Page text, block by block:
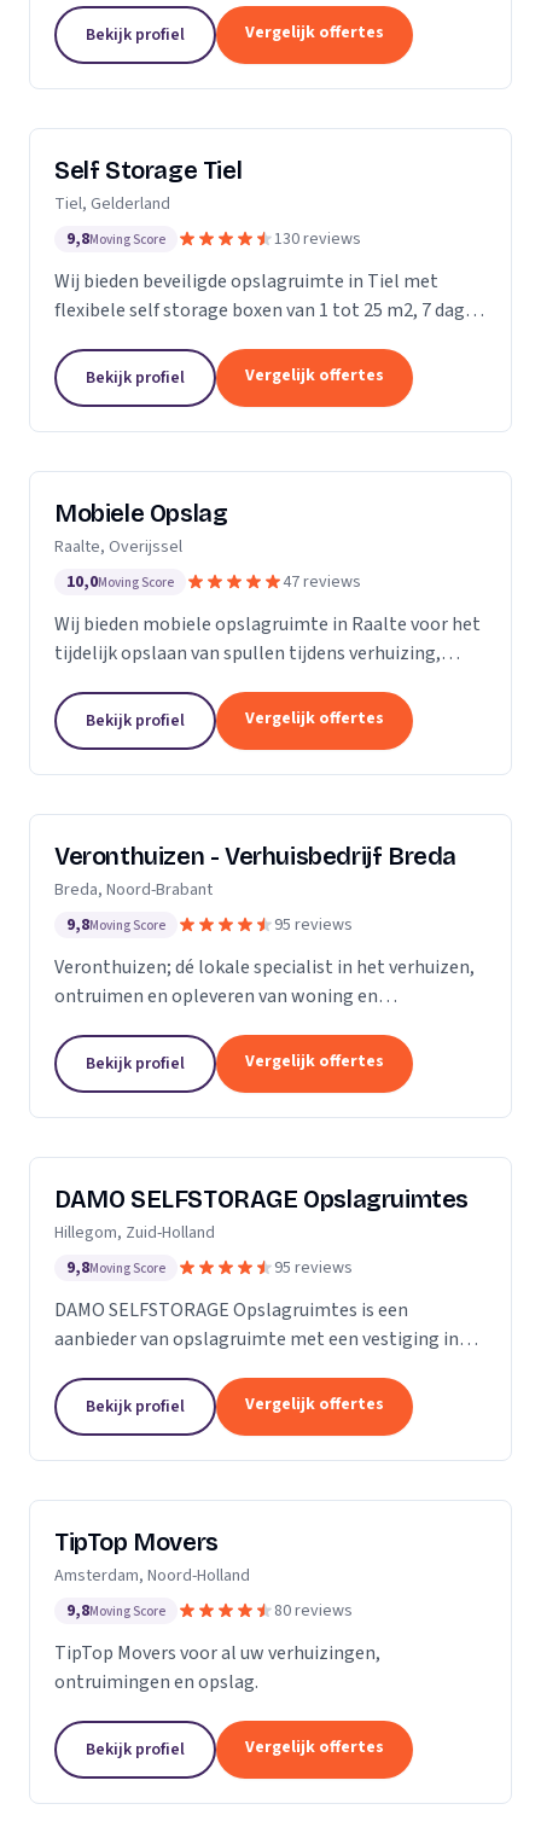
Bekijk profiel Vergelijk offertes
Self Storage Tiel
Tiel, Gelderland
9,8Moving Score 130 reviews
Wij bieden beveiligde opslagruimte in Tiel met
flexibele self storage boxen van 1 tot 25 m2, 7 dagen
Bekijk profiel Vergelijk offertes
Mobiele Opslag
Raalte, Overijssel
10,0Moving Score 47 reviews
Wij bieden mobiele opslagruimte in Raalte voor het
tijdelijk opslaan van spullen tijdens verhuizing,
Bekijk profiel Vergelijk offertes
Veronthuizen - Verhuisbedrijf Breda
Breda, Noord-Brabant
9,8Moving Score 95 reviews
Veronthuizen; dé lokale specialist in het verhuizen,
ontruimen en opleveren van woning en
partner. Klanttevredenheid en een zorgeloze service
staat...
Bekijk profiel Vergelijk offertes
DAMO SELFSTORAGE Opslagruimtes
Hillegom, Zuid-Holland
9,8Moving Score 95 reviews
DAMO SELFSTORAGE Opslagruimtes is een
aanbieder van opslagruimte met een vestiging in
Bekijk profiel Vergelijk offertes
TipTop Movers
Amsterdam, Noord-Holland
9,8Moving Score 80 reviews
TipTop Movers voor al uw verhuizingen,
ontruimingen en opslag.
Bekijk profiel Vergelijk offertes